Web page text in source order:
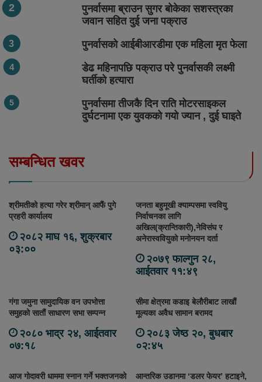
पुनर्वासमा ब्राउन सुगर बोकेका सशस्त्रका
जवान सहित दुई जना पक्राउ
पुनर्वासको आईबीआरडीमा एक महिला मृत फेला
डेढ महिनापछि पक्राउ परे पुनर्वासकी लक्ष्मी
घर्तीको हत्यारा
पुनर्वासमा तीजकै दिन राति मोटरसाइकल
दुर्घटनामा एक युवकको गयो ज्यान , दुई घाइते
सम्बन्धित खवर
श्रीमतीको हत्या गरेर श्रीमान् आफैं पुगे
प्रहरी कार्यालय
२०८२ माघ १६, शुक्रबार
०३:००
जनता बहुमूखी क्याम्पसमा स्ववियु
निर्वाचनका लागि
अखिल(क्रान्तिकारी),नेविसंघ र
अनेरास्ववियुको मनोनयन दर्ता
२०७९ फाल्गुन २८,
आईतवार ११:४९
गंगा जमुना सामुदायिक वन उपभोत्ता
समुहको सातौं साधारण सभा सम्पन्न
२०८० भाद्र २४, आईतवार
०७:१८
सीमा क्षेत्रमा कडाइ बेलौरीबाट लाखौं
मूल्यका अवैध सामान बरामद
२०८३ जेष्ठ २०, बुधबार
०२:४५
आज गोदावरी धाममा स्नान गर्ने भक्तजनको
आन्तरिक उडानमा ‘डलर फेयर’ हटाइने,